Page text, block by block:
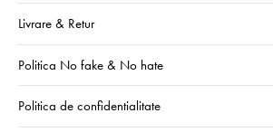
Livrare & Retur
Politica No fake & No hate
Politica de confidentialitate